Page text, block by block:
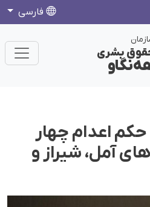
فارسی
بشری
حکم اعدام چهار
آمل، شیراز و